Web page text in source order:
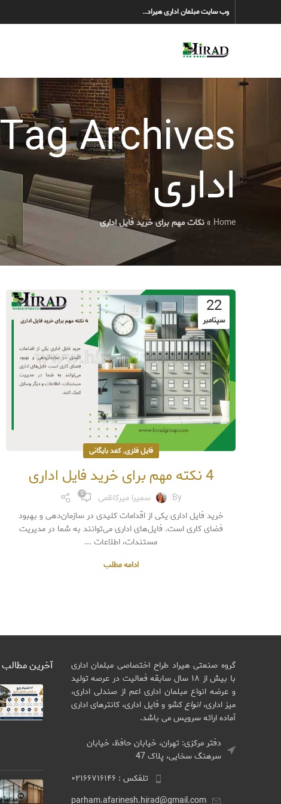
وب سایت مبلمان اداری هیراد…
اداری
Home
» نکات مهم برای خرید فایل اداری
22
سپتامبر
فایل فلزی,کمد بایگانی
4 نکته مهم برای خرید فایل اداری
By سمیرا میرکاظمی 0
خرید فایل اداری یکی از اقدامات کلیدی در سازمان‌دهی و بهبود
فضای کاری است. فایل‌های اداری می‌توانند به شما در مدیریت
مستندات، اطلاعات ...
ادامه مطلب
گروه صنعتی هیراد طراح اختصاصی مبلمان اداری
با بیش از ۱۸ سال سابقه فعالیت در عرصه تولید
و عرضه انواع مبلمان اداری اعم از صندلی اداری،
میز اداری،انواعکشو و فایل اداری، کانترهای اداری
آماده ارائه سرویس می باشد.
دفتر مرکزی: تهران، خیابان حافظ، خیابان
سرهنگ سخایی، پلاک 47
تلفکس : ۰۲۱۶۶۷۱۶۱۴۶
parham.afarinesh.hirad@gmail.com
آخرین مطالب